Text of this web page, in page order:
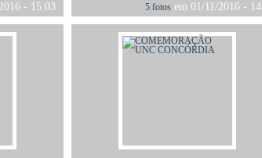
- 15:03 5 fotos em 01/11/2016 -